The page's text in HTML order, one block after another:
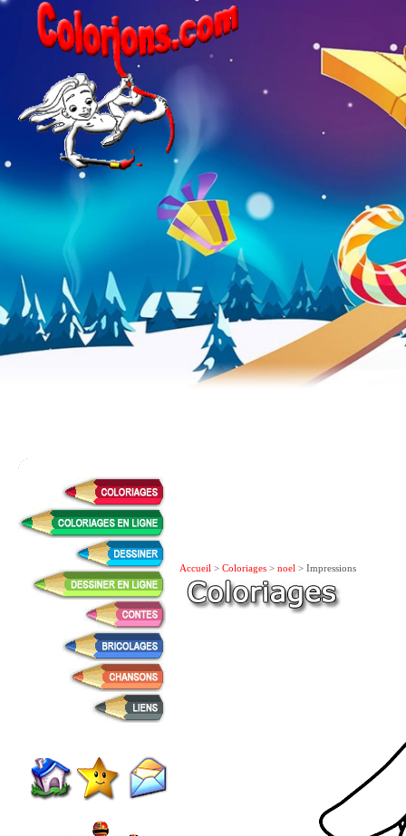
Accueil > Coloriages > noel > Impressions